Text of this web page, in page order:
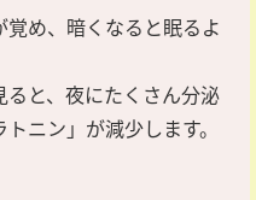
め、暗くなると眠るよ
と、夜にたくさん分泌
ニン」が減少します。